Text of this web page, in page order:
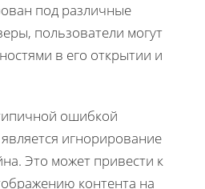
под различные
пользователи могут
в его открытии и
ошибкой
игнорирование
Это может привести к
контента на